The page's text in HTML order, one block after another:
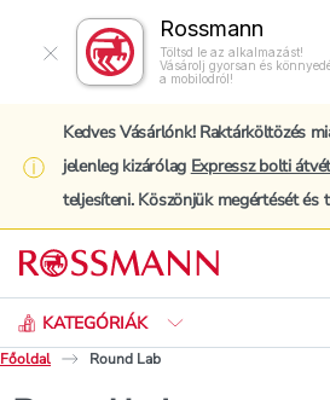
Rossmann
Töltsd le az alkalmazást!
Vásárolj gyorsan és
a mobilodról!
Kedves Vásárlónk! Raktárköltözés
jelenleg kizárólag Expressz bolti
teljesíteni. Köszönjük megértését és
KATEGÓRIÁK
Keresés
Főoldal
Round Lab